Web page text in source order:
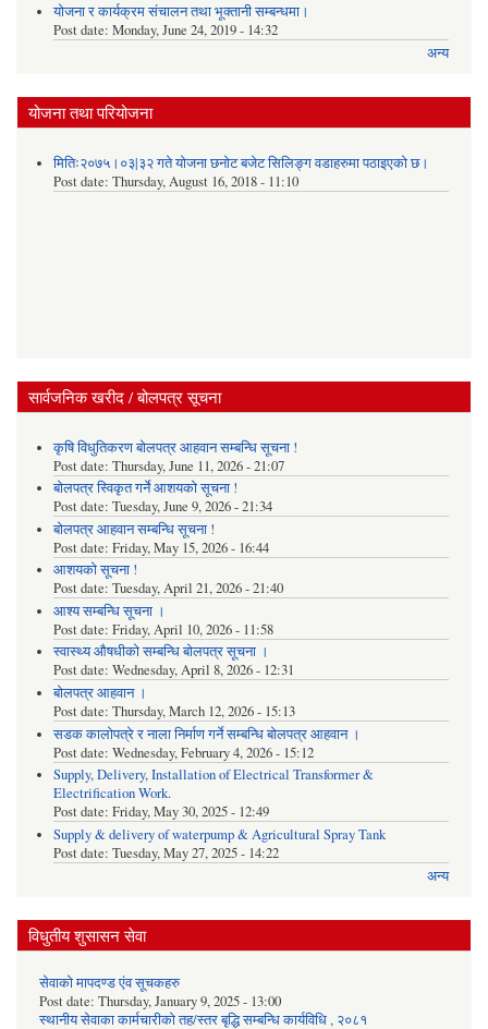
योजना र कार्यक्रम संचालन तथा भूक्तानी सम्बन्धमा।
Post date: Monday, June 24, 2019 - 14:32
अन्य
योजना तथा परियोजना
मितिः२०७५।०३|३२ गते योजना छनोट बजेट सिलिङ्ग वडाहरुमा पठाइएको छ​।
Post date: Thursday, August 16, 2018 - 11:10
सार्वजनिक खरीद / बोलपत्र सूचना
कृषि विधुतिकरण बोलपत्र आहवान सम्बन्धि सूचना !
Post date: Thursday, June 11, 2026 - 21:07
बोलपत्र स्विकृत गर्ने आशयको सूचना !
Post date: Tuesday, June 9, 2026 - 21:34
बोलपत्र आहवान सम्बन्धि सूचना !
Post date: Friday, May 15, 2026 - 16:44
आशयको सूचना !
Post date: Tuesday, April 21, 2026 - 21:40
आश्य सम्बन्धि सूचना ।
Post date: Friday, April 10, 2026 - 11:58
स्वास्थ्य औषधीको सम्बन्धि बोलपत्र सूचना ।
Post date: Wednesday, April 8, 2026 - 12:31
बोलपत्र आहवान ।
Post date: Thursday, March 12, 2026 - 15:13
सडक कालोपत्रे र नाला निर्माण गर्ने सम्बन्धि बोलपत्र आहवान ।
Post date: Wednesday, February 4, 2026 - 15:12
Supply, Delivery, Installation of Electrical Transformer &
Electrification Work.
Post date: Friday, May 30, 2025 - 12:49
Supply & delivery of waterpump & Agricultural Spray Tank
Post date: Tuesday, May 27, 2025 - 14:22
अन्य
विधुतीय शुसासन सेवा
सेवाको मापदण्ड एंव सूचकहरु
Post date: Thursday, January 9, 2025 - 13:00
स्थानीय सेवाका कार्मचारीको तह/स्तर बृद्धि सम्बन्धि कार्यविधि , २०८१